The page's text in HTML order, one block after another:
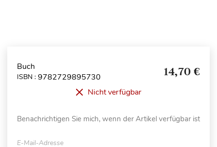
Buch
ISBN : 9782729895730 14,70 €
Nicht verfügbar
Benachrichtigen Sie mich, wenn der Artikel verfügbar ist
E-Mail-Adresse